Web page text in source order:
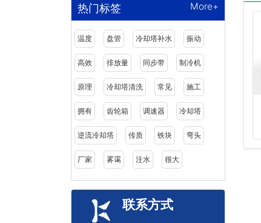
热门标签 More+
温度 盘管 冷却塔补水 振动
高效 排放量 同步带 制冷机
原理 冷却塔清洗 常见 施工
拥有 齿轮箱 调速器 冷却塔
逆流冷却塔 传质 铁块 弯头
厂家 雾霭 注水 很大
联系方式
不锈钢复合流闭式
364
横流闭式冷却塔设
11-18